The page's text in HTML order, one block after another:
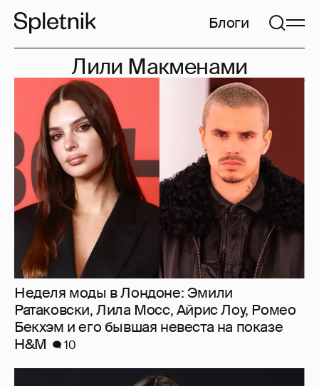
Блоги
Лили Макменами
Неделя моды в Лондоне: Эмили
Ратаковски, Лила Мосс, Айрис Лоу, Ромео
Бекхэм и его бывшая невеста на показе
H&M
10